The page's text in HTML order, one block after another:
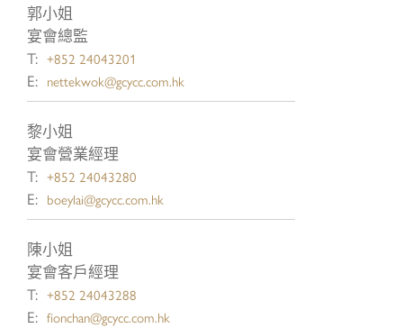
郭小姐
宴會總監
T: +852 24043201
E: nettekwok@gcycc.com.hk
黎小姐
宴會營業經理
T: +852 24043280
E: boeylai@gcycc.com.hk
陳小姐
宴會客戶經理
T: +852 24043288
E: fionchan@gcycc.com.hk
-